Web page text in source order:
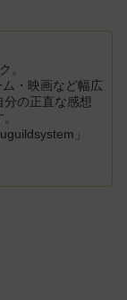
。
・映画など幅広
分の正直な感想
」